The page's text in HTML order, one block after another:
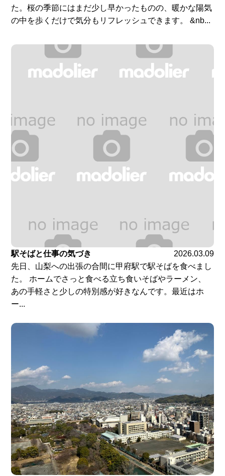
た。桜の季節にはまだ少し早かったものの、暖かな陽気
の中を歩くだけで気分もリフレッシュできます。 &nb...
駅そばと仕事の気づき
2026.03.09
先日、山梨への出張の合間に甲府駅で駅そばを食べまし
た。 ホームでさっと食べる立ち食いそばやラーメン、
あの手軽さと少しの特別感が好きなんです。最近はホ
ー...